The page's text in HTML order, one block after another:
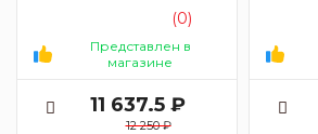
(0)
Представлен в
магазине
11 637.5 ₽
12 250 ₽